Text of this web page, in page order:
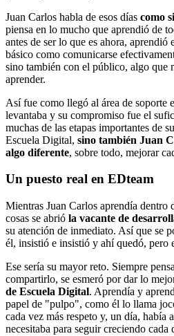
Juan Carlos habla de esos días como
piensa en lo mucho que aprendió de
antes de ser lo que es ahora, aprendió
básico como comunicarse
sino también con el público, algo que
aprender.
Así fue como llegó al área de soporte
levantaba y su compromiso fue el
muchas de las etapas importantes de
Escuela Digital, sino también Juan
algo diferente, sobre todo, mejorar
Un puesto real en EDteam
Mientras Juan Carlos aprendía dentro
cosas se abrió la vacante de
su atención de inmediato. Así que se
él, insistió e insistió y ahí quedó, pero
Ese sería su mayor reto. Siempre
compartirlo, se esmeró por dar lo
de Escuela Digital. Aprendía y
papel de "pulpo", como él lo llama
cada vez más respeto y, un día, había
necesitaba para seguir creciendo cada